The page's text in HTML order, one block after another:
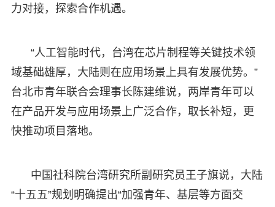
力对接，探索合作机遇。
“人工智能时代，台湾在芯片制程等关键技术领
域基础雄厚，大陆则在应用场景上具有发展优势。”
台北市青年联合会理事长陈建维说，两岸青年可以
在产品开发与应用场景上广泛合作，取长补短，更
快推动项目落地。
中国社科院台湾研究所副研究员王子旗说，大陆
“十五五”规划明确提出“加强青年、基层等方面交